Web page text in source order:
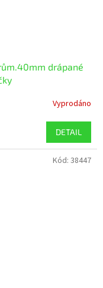
drápané
Vyprodáno
DETAIL
Kód: 38447